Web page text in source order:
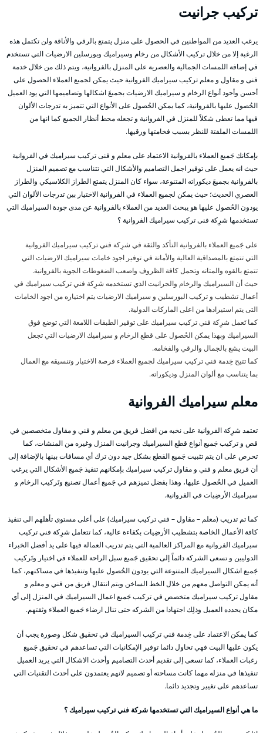
تركيب جرانيت
يرغب العديد من المواطنين في الحصول على منزل يتمتع بالرقي والأناقة ولن تكتمل هذه
الرغبة إلا من خلال تركيب الأشكال من رخام وسيراميك وبورسلين الارضيات التي تستخدم
في إضافة اللمسات الجمالية والعصرية على المنزل بالفروانية، ويتم ذلك من خلال خدمة
فنى و مقاول و معلم تركيب سيراميك الفروانية حيث يمكن لجميع العملاء الحصول على
أحسن وأجود أنواع الرخام و سيراميك الارضيات بجميعَ اشكالها وتصاميمها التي يود العميل
الحُصول عليها بالفروانية، كما يمكن الحُصول على الأنواع التي تتميز به تدرجات الألوان
فيها مما تعطى شكلاً للمنزل في الفروانية و تجعله محط أنظار الجميع كما انها من
اللمسات الملفتة للنظر بسبب فخامتها ورقيها.
بإمكانك جَميع العملاء بالفروانية الاعتماد على معلم و فنى تركيب سيراميك في الفروانية
حيث انه يعمل على توفير اجمل التصاميم والأشكال التي تتناسب مع تصميم المنزل
بالفروانية بجميعَ ديكوراته المتنوعة، سواء كان المنزل يتمتع الطراز الكلاسيكي والطراز
العصري الحديث؛ حيث يمكن لجميع العملاء في الفروانية الاختيار بين تدرجات الألوان التي
يودون الحُصول عليها هو يبحث العديد من العملاء بالفروانية عن مدى جودة السيراميك التي
تستخدمها شرِكة فنى تركيب سيراميك الفروانية ؟
على جَميع العملاء بالفروانية التأكد والثقة في شرِكة فني تركيب سيراميك الفروانية
التي تتمتع بالمصداقية العالية والأمانة في توفير اجود خامات سيراميك الارضيات التي
تتمتع بالقوه والمتانه وتحمل كافة الظروف واصعب الضغوطات الجوية بالفروانية.
حيث أن السيراميك والرخام والجرانيت الذي تستخدمه شرِكة فني تركيب سيراميك في
أعمال تشطيب و تركيب البورسلين و سيراميك الارضيات يتم اختياره من اجود الخامات
التى يتم استيرادها من اعلى الماركات الدولية.
كما تَعمل شرِكة فني تركيب سيراميك على توفير الطبقات اللامعة التي توضع فوق
السيراميك وبهذا يمكن الحُصول على قطع الرخام و سيراميك الارضيات التي تجعل
البيت يشع بالجمال والرقي والفخامه.
كما تتيح خِدمة فني تركيب سيراميك لجميع العملاء فرصة الاختيار وتنسيقه مع العمال
بما يتناسب مع ألوان المنزل وديكوراته.
معلم سيراميك الفروانية
تعتمد شرِكة الفروانية على نخبه من افضل فريق من معلم و فني و مقاول متخصصين في
قص و تركيب جَميع أنواع قطع السيراميك وجرانيت المنزل وغيره من المنشات، كما
تحرص على ان يتم تثبيت جَميع القطع بشكل جيد دون ترك أي مسافات بينها بالإضافة إلى
أن فريق معلم و فني و مقاول تركيب سيراميك بإمكانهم تنفيذ جَميع الأشكال التي يرغب
العميل في الحُصول عليها، وهذا بفضل تميزهم في جَميع أعمال تصنيع وتَركيب الرخام و
سيراميك الأرضِيات في الفروانية.
كما تم تدريب (معلم – مقاول – فني تركيب سيراميك) على أعلى مستوى تأهلهم الى تنفيذ
كافة الأعمال الخاصة بتشطيب الأرضِيات بكفاءة عالية، كما تتعامل شرِكة فني تركيب
سيراميك الفروانية مع المراكز العالمية التي يتم تدريب العمالة فيها على يد أفضل الخبراء
الدوليين و تسعى الشركة دائماً إلى تحقيق جَميع سبل الراحة للعملاء في اختيار وتَركيب
جَميع اشكال السيراميك المتنوعة التي يودون الحُصول عليها وتنفيذها في مساكنهم، كما
أنه يمكن التواصل معهم من خلال الخط الساخن ويتم انتقال فريق من فني و معلم و
مقاول تركيب سيراميك متخصص في تركيب جَميع اعمال السيراميك في المنزل إلى أي
مكان يحدده العميل وذلِك اجتهادا من الشركه حتى تنال ارضاء جَميع العملاء وثقتهم.
كما يمكن الاعتماد على خِدمة فني تركيب السيراميك في تحقيق شكل وصورة يجب أن
يكون عليها البيت فهي تحاول دائما توفير الإمكانيات التي تساعدهم في تحقيق جَميع
رغبات العملاء، كما تسعى إلى تقديم أحدث التصاميم وأحدث الاشكال التي يريد العميل
تنفيذها في منزله مهما كانت مساحته أو تصميم لانهم يعتمدون على أحدث التقنيات التي
تساعدهم على تغيير وتجديد دائما.
ما هي أنواع السيراميك التي تستخدمها شركة فني تركيب سيراميك ؟